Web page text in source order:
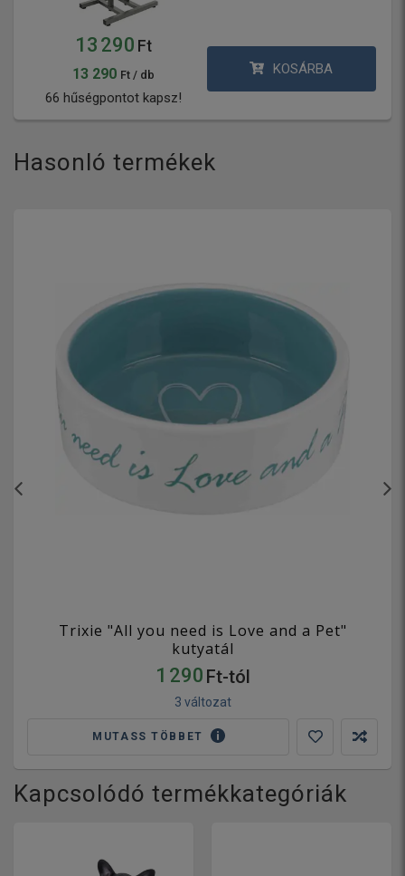
13 290 Ft
13 290 Ft / db
66 hűségpontot kapsz!
KOSÁRBA
Hasonló termékek
Trixie "All you need is Love and a Pet"
kutyatál
1 290 Ft-tól
3 változat
MUTASS TÖBBET
Kapcsolódó termékkategóriák